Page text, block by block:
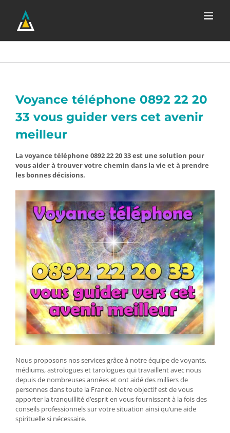
contenu
Voyance téléphone 0892 22 20
33 vous guider vers cet avenir
meilleur
La voyance téléphone 0892 22 20 33 est une solution pour
vous aider à trouver votre chemin dans la vie et à prendre
les bonnes décisions.
Nous proposons nos services grâce à notre équipe de voyants,
médiums, astrologues et tarologues qui travaillent avec nous
depuis de nombreuses années et ont aidé des milliers de
personnes dans toute la France. Notre objectif est de vous
apporter la tranquillité d’esprit en vous fournissant à la fois des
conseils professionnels sur votre situation ainsi qu’une aide
spirituelle si nécessaire.